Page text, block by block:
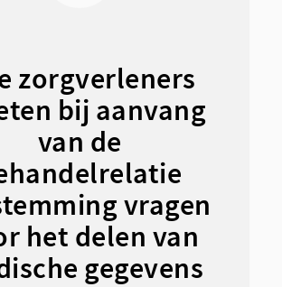
zorgverleners
bij aanvang
van de
vragen
het delen van
gegevens